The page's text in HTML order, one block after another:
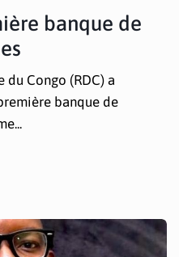
banque de
Congo (RDC) a
banque de